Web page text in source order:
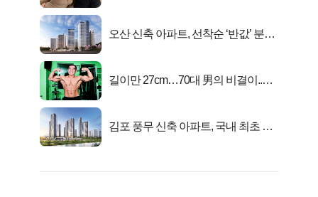
오산 신축 아파트, 선착순 ‘반값’ 분양
길이만 27cm…70대 男의 비결이..충
김포 풍무 신축 아파트, 국내 최초 반